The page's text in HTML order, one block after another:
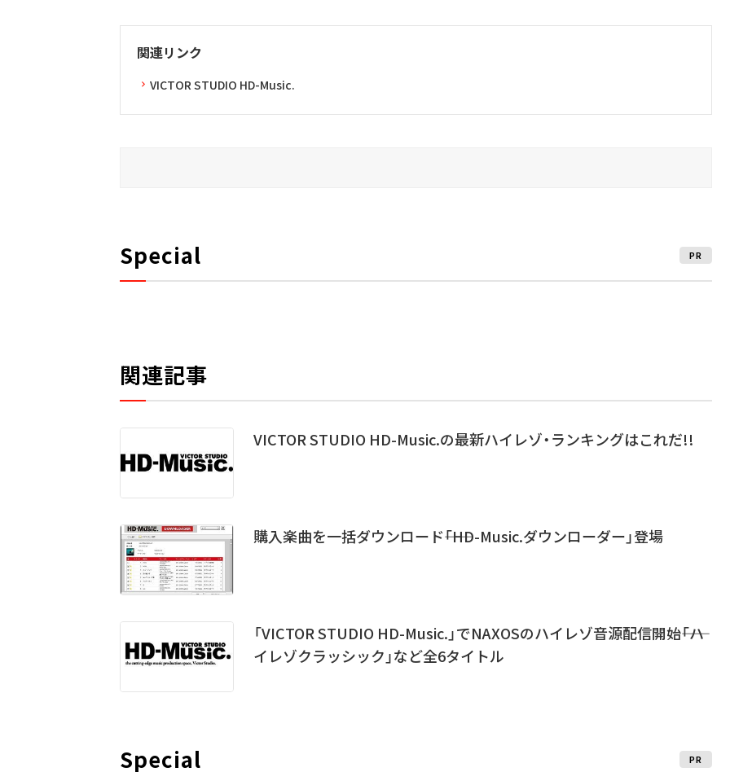
関連リンク
VICTOR STUDIO HD-Music.
Special PR
関連記事
VICTOR STUDIO HD-Music.の最新ハイレゾ・ランキングはこれだ!!
購入楽曲を一括ダウンロード――「HD-Music.ダウンローダー」登場
「VICTOR STUDIO HD-Music.」でNAXOSのハイレゾ音源配信開始――「ハ
イレゾクラッシック」など全6タイトル
Special PR